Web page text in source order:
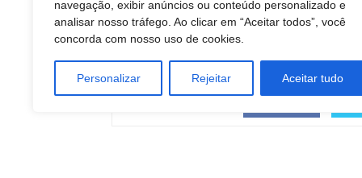
navegação, exibir anúncios ou conteúdo personalizado e
analisar nosso tráfego. Ao clicar em “Aceitar todos”, você
concorda com nosso uso de cookies.
Personalizar Rejeitar Aceitar tudo